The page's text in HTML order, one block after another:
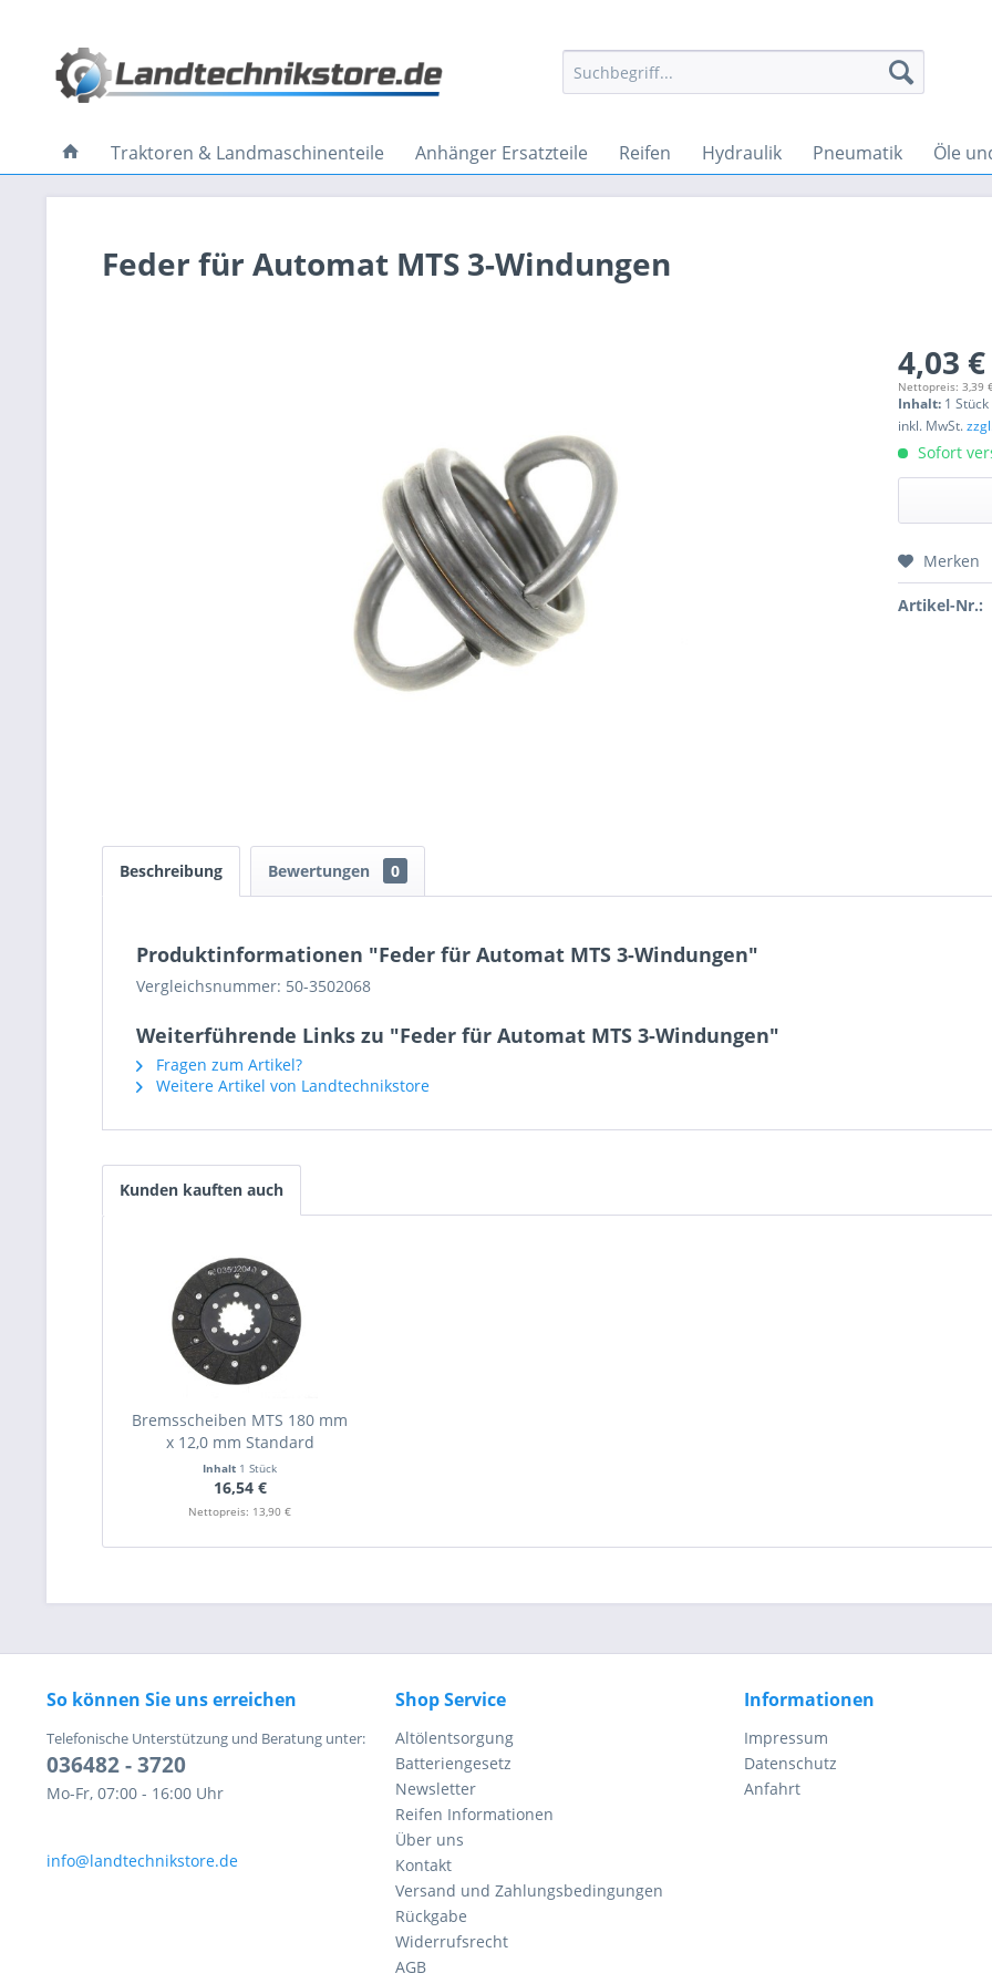
Traktoren & Landmaschinenteile Anhänger Ersatzteile Reifen Hydraulik Pneumatik Öle
Feder für Automat MTS 3-Windungen
4,03
Nettopreis: 3,39
Inhalt: 1 Stück
inkl. MwSt.
Sofort
Preis
Mit *
Merken
Artikel-Nr.:
Beschreibung Bewertungen 0
Produktinformationen "Feder für Automat MTS 3-Windungen"
Vergleichsnummer: 50-3502068
Weiterführende Links zu "Feder für Automat MTS 3-Windungen"
Fragen zum Artikel?
Weitere Artikel von Landtechnikstore
Kunden kauften auch
Bremsscheiben MTS 180 mm
x 12,0 mm Standard
Inhalt 1 Stück
16,54 €
Nettopreis: 13,90 €
So können Sie uns erreichen
Telefonische Unterstützung und Beratung unter:
036482 - 3720
Mo-Fr, 07:00 - 16:00 Uhr
info@landtechnikstore.de
Shop Service
Altölentsorgung
Batteriengesetz
Newsletter
Reifen Informationen
Über uns
Kontakt
Versand und Zahlungsbedingungen
Rückgabe
Widerrufsrecht
AGB
Informationen
Impressum
Datenschutz
Anfahrt